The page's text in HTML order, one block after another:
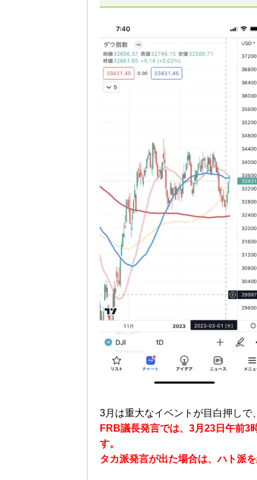
3月は重大なイベントが目白押しで
FRB議長発言では、3月23日午前3
す。
タカ派発言が出た場合は、ハト派